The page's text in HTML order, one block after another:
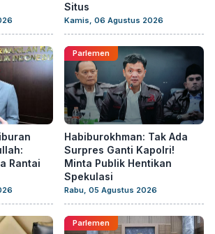
Situs
Kamis, 06 Agustus 2026
Rantai
Parlemen
Habiburokhman: Tak Ada
Surpres Ganti Kapolri!
Minta Publik Hentikan
Spekulasi
Rabu, 05 Agustus 2026
Parlemen